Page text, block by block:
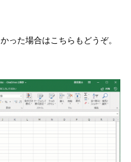
った場合はこちらもどうぞ。